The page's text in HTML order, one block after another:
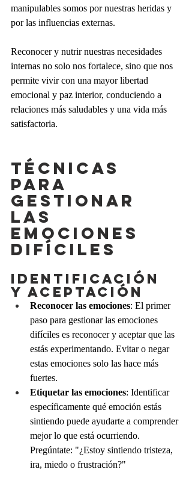
manipulables somos por nuestras heridas y
por las influencias externas.
Reconocer y nutrir nuestras necesidades
internas no solo nos fortalece, sino que nos
permite vivir con una mayor libertad
emocional y paz interior, conduciendo a
relaciones más saludables y una vida más
satisfactoria.
TÉCNICAS
PARA
GESTIONAR
LAS
EMOCIONES
DIFÍCILES
Identificación
y aceptación
Reconocer las emociones: El primer
paso para gestionar las emociones
difíciles es reconocer y aceptar que las
estás experimentando. Evitar o negar
estas emociones solo las hace más
fuertes.
Etiquetar las emociones: Identificar
específicamente qué emoción estás
sintiendo puede ayudarte a comprender
mejor lo que está ocurriendo.
Pregúntate: "¿Estoy sintiendo tristeza,
ira, miedo o frustración?"